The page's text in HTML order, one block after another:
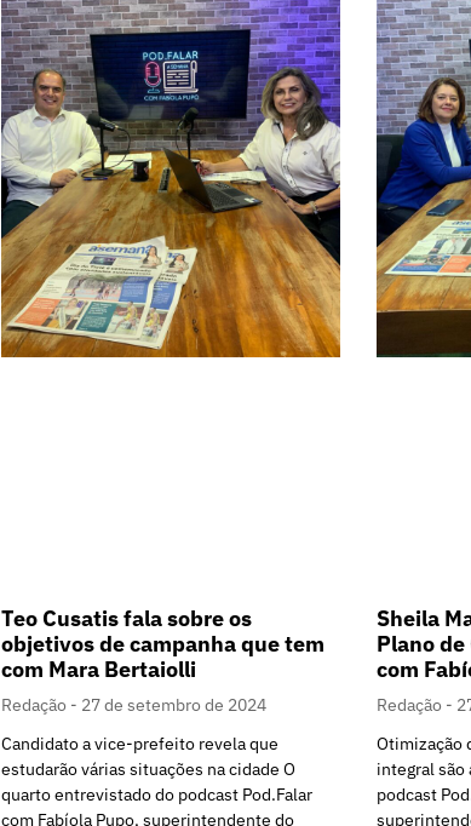
Teo Cusatis fala sobre os
objetivos de campanha que tem
com Mara Bertaiolli
Redação
27 de setembro de 2024
Candidato a vice-prefeito revela que
estudarão várias situações na cidade O
quarto entrevistado do podcast Pod.Falar
com Fabíola Pupo, superintendente do
Sheila
Plano
com
Redação
Otimização
integral são
podcast